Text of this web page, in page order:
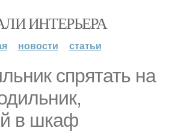
ИНТЕРЬЕРА
новости статьи
спрятать на
в шкаф